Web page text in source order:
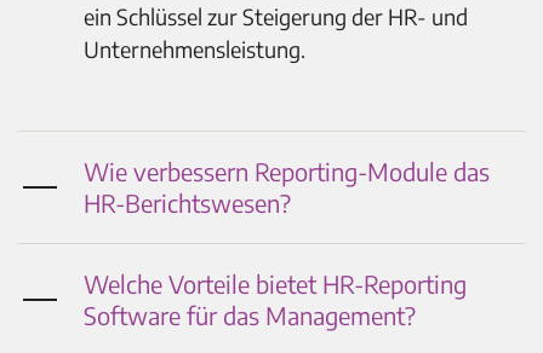
ein Schlüssel zur Steigerung der HR- und
Unternehmensleistung.
Wie verbessern Reporting-Module das
HR-Berichtswesen?
Welche Vorteile bietet HR-Reporting
Software für das Management?